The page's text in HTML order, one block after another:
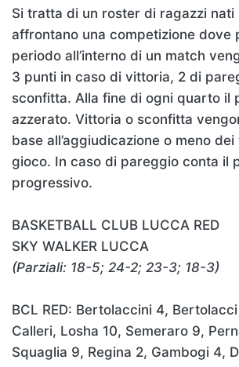
Si tratta di un roster di ragazzi nati
affrontano una competizione dove
periodo all’interno di un match
3 punti in caso di vittoria, 2 di
sconfitta. Alla fine di ogni quarto il
azzerato. Vittoria o sconfitta
base all’aggiudicazione o meno
gioco. In caso di pareggio conta il
progressivo.
BASKETBALL CLUB LUCCA
SKY WALKER
(Parziali: 18-5; 24-2; 23-3; 18-3)
BCL RED: Bertolaccini 4,
Calleri, Losha 10, Semeraro 9,
Squaglia 9, Regina 2, Gambogi 4,